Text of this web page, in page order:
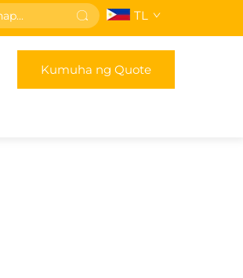
TL
Kumuha ng Quote